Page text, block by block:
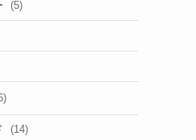
(5)
(14)